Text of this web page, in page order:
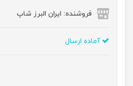
فروشنده: ایران البرز شاپ
آماده ارسال